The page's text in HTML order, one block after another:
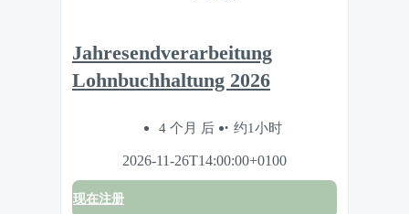
Jahresendverarbeitung
Lohnbuchhaltung 2026
4 个月 后 约1小时
2026-11-26T14:00:00+0100
现在注册